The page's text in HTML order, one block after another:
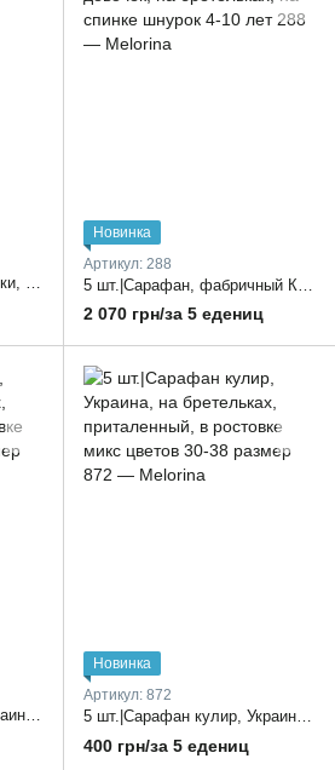
5 шт.|Сарафан для девочки, фабричное производство Китай, пышный, с рюшами и кружевом, 120–160 см
Новинка
Артикул: 288
2 070 грн/за 5 едениц
Новинка
Артикул: 872
5 шт.|Сарафан кулир, Украина, на бретельках, приталенный, в ростовке микс цветов 30-38 размер
400 грн/за 5 едениц